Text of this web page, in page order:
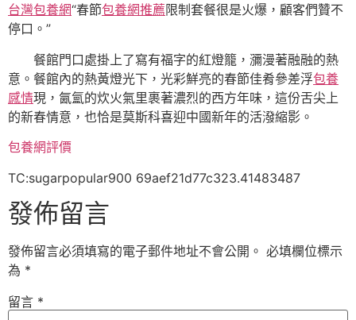
台灣包養網“春節包養網推薦限制套餐很是火爆，顧客們贊不
停口。”
餐館門口處掛上了寫有福字的紅燈籠，瀰漫著融融的熱
意。餐館內的熱黃燈光下，光彩鮮亮的春節佳肴參差浮包養
感情現，氤氳的炊火氣里裹著濃烈的西方年味，這份舌尖上
的新春情意，也恰是莫斯科喜迎中國新年的活潑縮影。
包養網評價
TC:sugarpopular900 69aef21d77c323.41483487
發佈留言
發佈留言必須填寫的電子郵件地址不會公開。 必填欄位標示
為 *
留言 *